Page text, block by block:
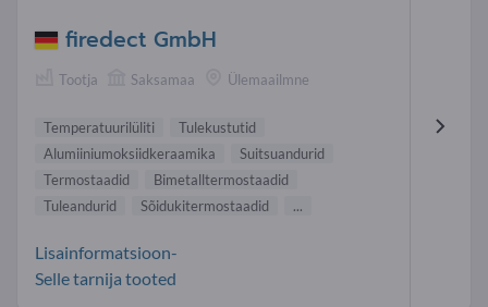
firedect GmbH
Tootja Saksamaa Ülemaailmne
Temperatuurilüliti
Tulekustutid
Alumiiniumoksiidkeraamika
Suitsuandurid
Termostaadid
Bimetalltermostaadid
Tuleandurid
Sõidukitermostaadid ...
Lisainformatsioon-
Selle tarnija tooted